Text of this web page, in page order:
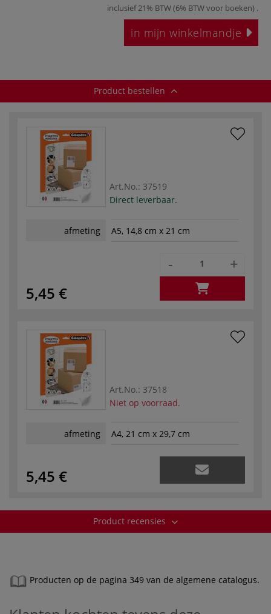
inclusief 21% BTW (6% BTW voor boeken) .
in mijn winkelmandje
Product bestellen
Art.No.: 37519
Direct leverbaar.
afmeting A5, 14,8 cm x 21 cm
5,45 €
- +
Art.No.: 37518
Niet op voorraad.
afmeting A4, 21 cm x 29,7 cm
5,45 €
Product recensies
Producten op de pagina 349 van de algemene catalogus.